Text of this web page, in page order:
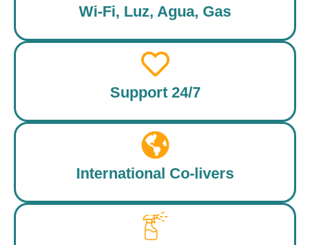
Wi-Fi, Luz, Agua, Gas
Support 24/7
International Co-livers